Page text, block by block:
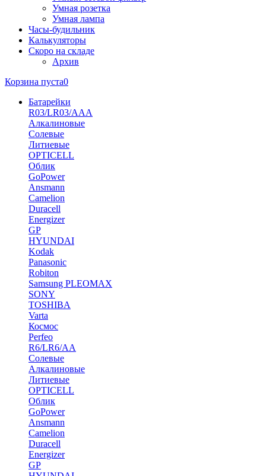
Умная розетка
Умная лампа
Часы-будильник
Калькуляторы
Скоро на складе
Архив
Корзина пуста0
Батарейки
R03/LR03/AAA
Алкалиновые
Солевые
Литиевые
OPTICELL
Облик
GoPower
Ansmann
Camelion
Duracell
Energizer
GP
HYUNDAI
Kodak
Panasonic
Robiton
Samsung PLEOMAX
SONY
TOSHIBA
Varta
Космос
Perfeo
R6/LR6/AA
Солевые
Алкалиновые
Литиевые
OPTICELL
Облик
GoPower
Ansmann
Camelion
Duracell
Energizer
GP